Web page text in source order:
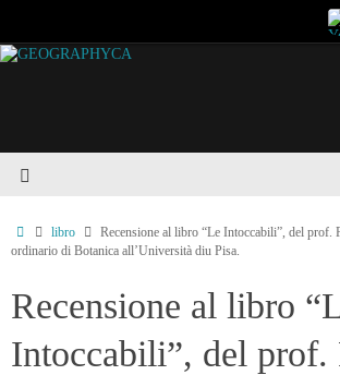
libro
Recensione al libro “Le Intoccabili”, del prof.
ordinario di Botanica all’Università diu Pisa.
Recensione al libro
Intoccabili”, del prof.